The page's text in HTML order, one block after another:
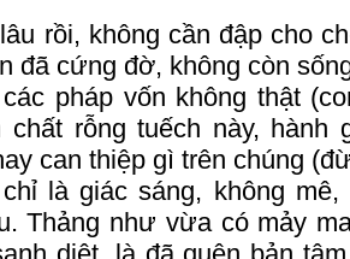
rồi, không cần đập cho
đã cứng đờ, không còn
pháp vốn không thật
chất rỗng tuếch này, hành
can thiệp gì trên chúng
là giác sáng, không mê,
Thảng như vừa có mảy